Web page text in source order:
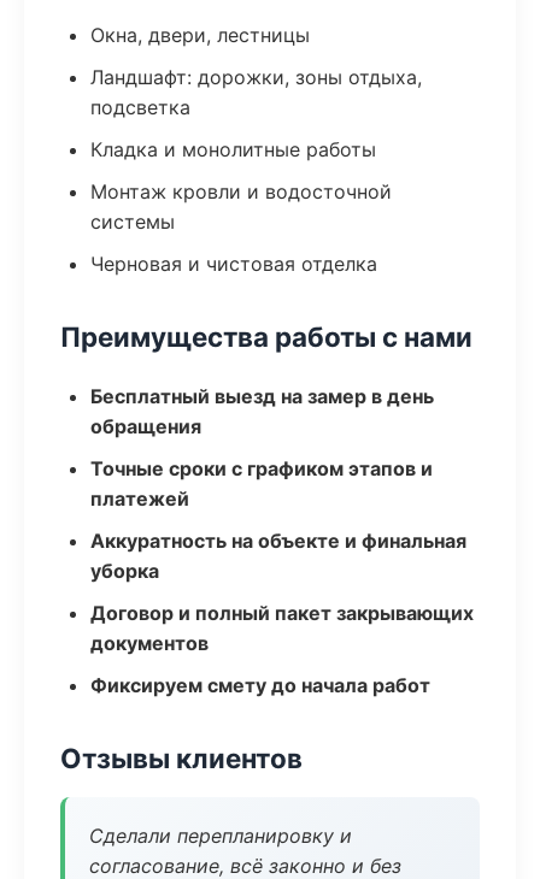
Окна, двери, лестницы
Ландшафт: дорожки, зоны отдыха,
подсветка
Кладка и монолитные работы
Монтаж кровли и водосточной
системы
Черновая и чистовая отделка
Преимущества работы с нами
Бесплатный выезд на замер в день
обращения
Точные сроки с графиком этапов и
платежей
Аккуратность на объекте и финальная
уборка
Договор и полный пакет закрывающих
документов
Фиксируем смету до начала работ
Отзывы клиентов
Сделали перепланировку и
согласование, всё законно и без